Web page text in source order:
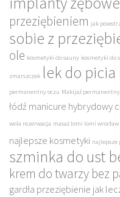
przeziębieniem jak
sobie z
ole kosmetyki do sauny kosmetyki do
zmarszczek lek do
permanentny oczu Makijaż
łódź manicure hybrydowy
wola rezerwacja masaż lomi lomi wrocław
najlepsze kosmetyki najlepsze
szminka do ust
krem do twarzy bez
gardła przeziębienie jak